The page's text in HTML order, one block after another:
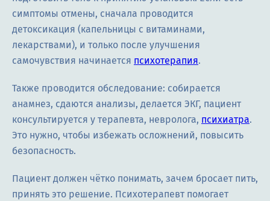
симптомы отмены, сначала проводится
детоксикация (капельницы с витаминами,
лекарствами), и только после улучшения
самочувствия начинается психотерапия.
Также проводится обследование: собирается
анамнез, сдаются анализы, делается ЭКГ, пациент
консультируется у терапевта, невролога, психиатра.
Это нужно, чтобы избежать осложнений, повысить
безопасность.
Пациент должен чётко понимать, зачем бросает пить,
принять это решение. Психотерапевт помогает